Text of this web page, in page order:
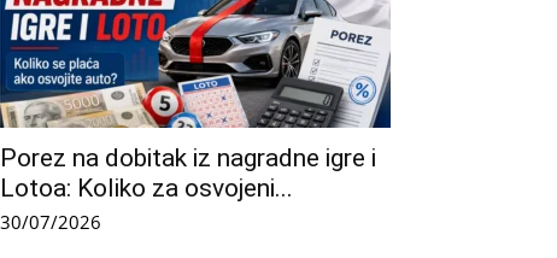
Porez na dobitak iz nagradne igre i
Lotoa: Koliko za osvojeni...
30/07/2026